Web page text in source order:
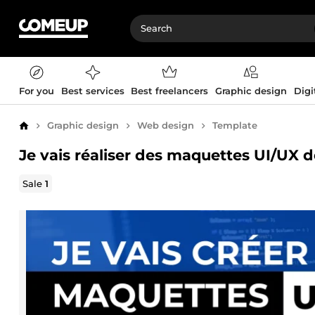
For you Best services Best freelancers Graphic design
Home Graphic design Web design Template
Je vais réaliser des maquettes UI/UX
Sale1